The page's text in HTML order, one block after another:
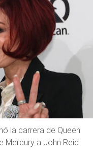
la carrera de Queen
Mercury a John Reid